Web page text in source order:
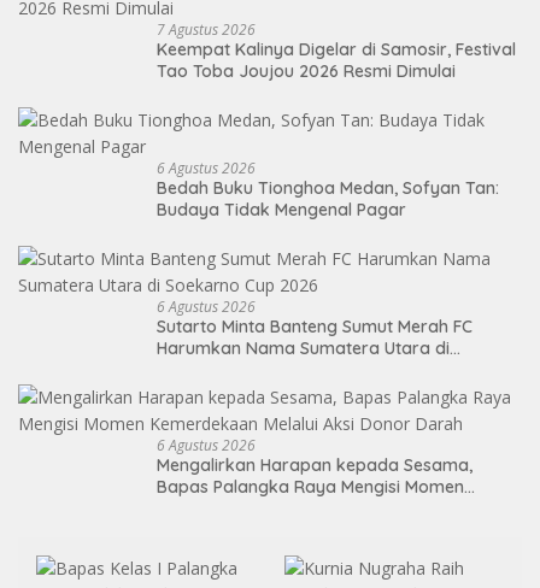
7 Agustus 2026
Keempat Kalinya Digelar di Samosir, Festival
Tao Toba Joujou 2026 Resmi Dimulai
6 Agustus 2026
Bedah Buku Tionghoa Medan, Sofyan Tan:
Budaya Tidak Mengenal Pagar
6 Agustus 2026
Sutarto Minta Banteng Sumut Merah FC
Harumkan Nama Sumatera Utara di
6 Agustus 2026
Mengalirkan Harapan kepada Sesama,
Bapas Palangka Raya Mengisi Momen